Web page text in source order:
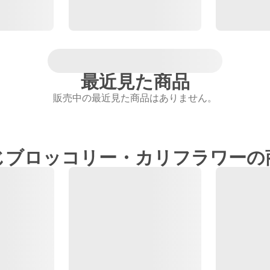
最近見た商品
販売中の最近見た商品はありません。
ブロッコリー・カリフラワーの